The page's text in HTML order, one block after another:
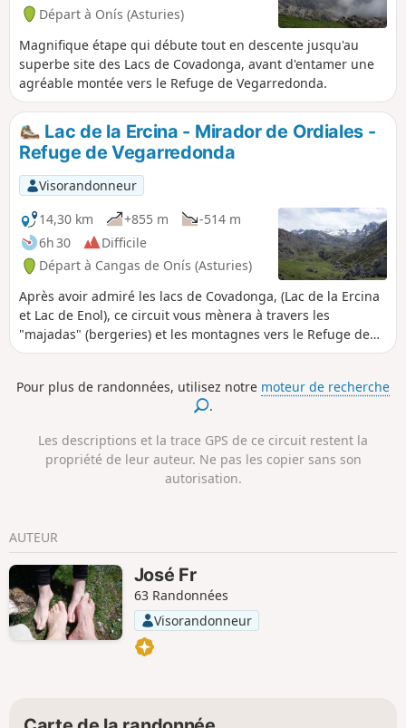
Départ à Onís (Asturies)
Magnifique étape qui débute tout en descente jusqu'au
superbe site des Lacs de Covadonga, avant d'entamer une
agréable montée vers le Refuge de Vegarredonda.
Lac de la Ercina - Mirador de Ordiales -
Refuge de Vegarredonda
Visorandonneur
14,30 km
+855 m
-514 m
6h 30
Difficile
Départ à Cangas de Onís (Asturies)
Après avoir admiré les lacs de Covadonga, (Lac de la Ercina
et Lac de Enol), ce circuit vous mènera à travers les
"majadas" (bergeries) et les montagnes vers le Refuge de
Vegarredonda puis, au milieu de rochers calcaires au
Villaviciosa), initiateur de la création du parc national des
pics d'Europe et, premier alpiniste à avoir escaladé en 1904,
berger Gregorio Perez dit "El Cainejo".
Pour plus de randonnées, utilisez notre moteur de recherche
.
Les descriptions et la trace GPS de ce circuit restent la
propriété de leur auteur. Ne pas les copier sans son
autorisation.
AUTEUR
José Fr
63 Randonnées
Visorandonneur